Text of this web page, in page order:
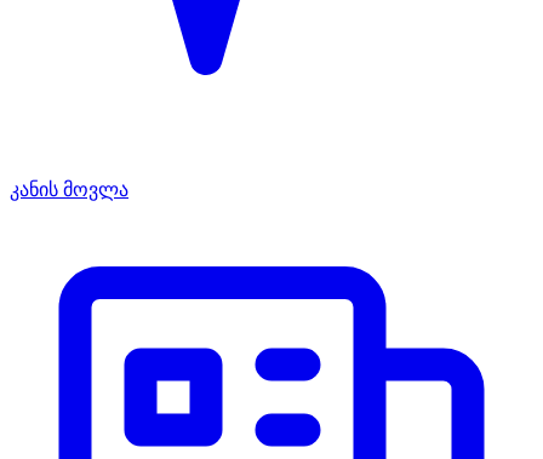
კანის მოვლა